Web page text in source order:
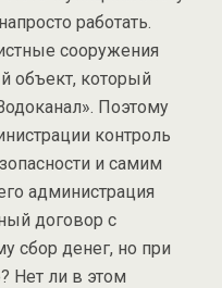
работать.
сооружения
объект, который
Поэтому
контроль
и самим
администрация
договор с
сбор денег, но при
Нет ли в этом